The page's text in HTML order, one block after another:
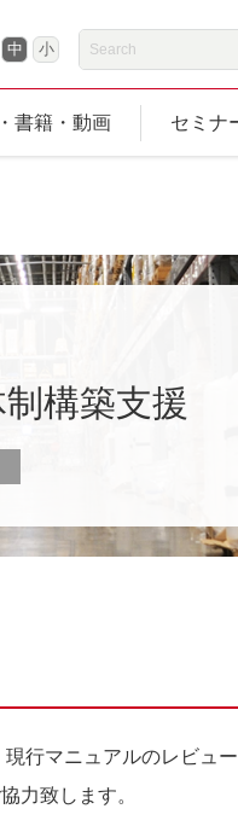
中 小
書籍・動画 セミナ
構築支援
行マニュアルのレビュ
力致します。